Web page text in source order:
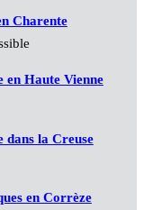
Charente
en Haute Vienne
dans la Creuse
en Corrèze